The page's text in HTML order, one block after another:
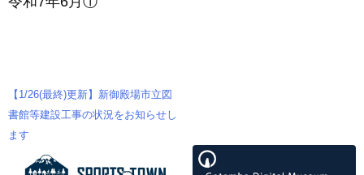
投
稿
【1/26(最終)更新】新御殿場市立図
書館等建設工事の状況をお知らせし
ます